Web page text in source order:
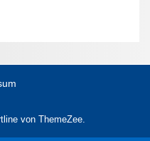
von ThemeZee.